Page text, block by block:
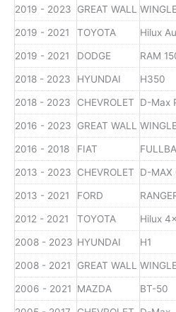
2019 - 2023 GREAT WALL
2019 - 2021 TOYOTA Hilux
2019 - 2021 DODGE RAM
2018 - 2023 HYUNDAI H350
2018 - 2023 CHEVROLET D-Max
2016 - 2023 GREAT WALL
2016 - 2018 FIAT
2013 - 2023 CHEVROLET D-MAX
2013 - 2021 FORD
2012 - 2021 TOYOTA Hilux
2008 - 2023 HYUNDAI H1
2008 - 2021 GREAT WALL WINGLE
2006 - 2021 MAZDA BT-50